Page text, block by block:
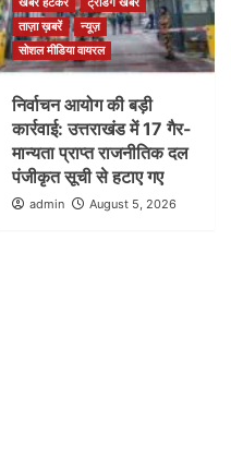
ताज़ा ख़बरें
न्यूज़
सोशल मीडिया वायरल
निर्वाचन आयोग की बड़ी
कार्रवाई: उत्तराखंड में 17 गैर-
मान्यता प्राप्त राजनीतिक दल
पंजीकृत सूची से हटाए गए
admin August 5, 2026